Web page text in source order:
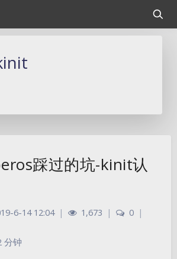
踩过的坑-kinit认
6-14 12:04 | 1,673 | 0 |
分钟